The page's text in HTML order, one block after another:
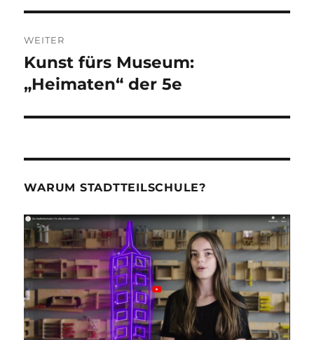
WEITER
Nächster
Beitrag:
Kunst fürs Museum:
„Heimaten“ der 5e
WARUM STADTTEILSCHULE?